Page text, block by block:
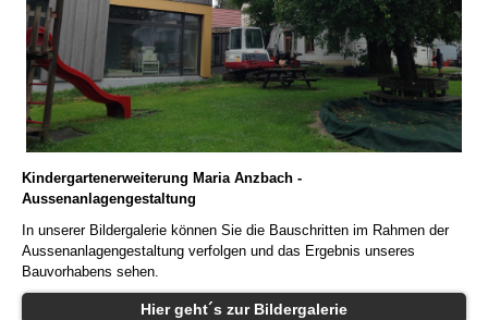
Kindergartenerweiterung Maria Anzbach -
Aussenanlagengestaltung
In unserer Bildergalerie können Sie die Bauschritten im Rahmen der
Aussenanlagengestaltung verfolgen und das Ergebnis unseres
Bauvorhabens sehen.
Hier geht´s zur Bildergalerie